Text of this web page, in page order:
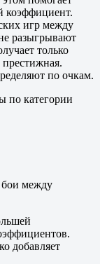
коэффициент.
игр между
разыгрывают
только
по очкам.
по категории
бои между
добавляет